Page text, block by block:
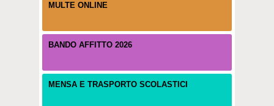
MULTE ONLINE
BANDO AFFITTO 2026
MENSA E TRASPORTO SCOLASTICI